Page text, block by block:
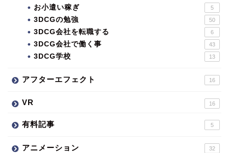
お小遣い稼ぎ 5
3DCGの勉強 50
3DCG会社を転職する 6
3DCG会社で働く事 43
3DCG学校 13
アフターエフェクト 16
VR 16
有料記事 5
アニメーション 32